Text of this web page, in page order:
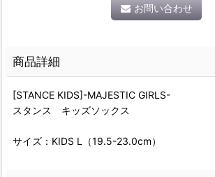
お問い合わせ
商品詳細
[STANCE KIDS]-MAJESTIC GIRLS-
スタンス キッズソックス
サイズ：KIDS L（19.5-23.0cm）